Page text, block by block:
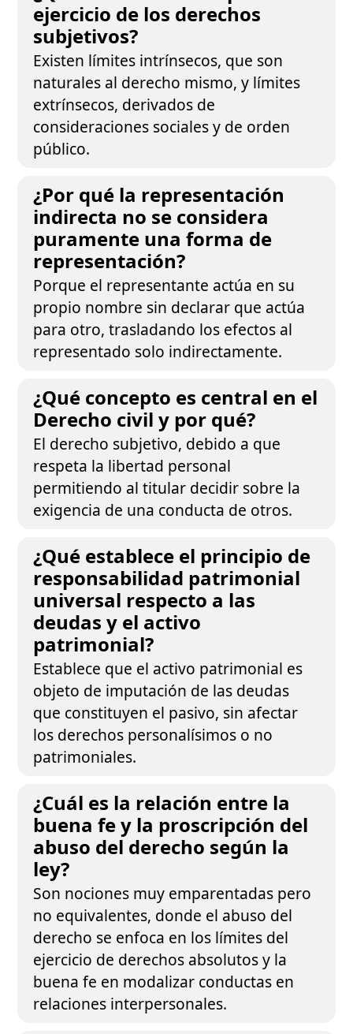
ejercicio de los derechos
subjetivos?
Existen límites intrínsecos, que son
naturales al derecho mismo, y límites
extrínsecos, derivados de
consideraciones sociales y de orden
público.
¿Por qué la representación
indirecta no se considera
puramente una forma de
representación?
Porque el representante actúa en su
propio nombre sin declarar que actúa
para otro, trasladando los efectos al
representado solo indirectamente.
¿Qué concepto es central en el
Derecho civil y por qué?
El derecho subjetivo, debido a que
respeta la libertad personal
permitiendo al titular decidir sobre la
exigencia de una conducta de otros.
¿Qué establece el principio de
responsabilidad patrimonial
universal respecto a las
deudas y el activo
patrimonial?
Establece que el activo patrimonial es
objeto de imputación de las deudas
que constituyen el pasivo, sin afectar
los derechos personalísimos o no
patrimoniales.
¿Cuál es la relación entre la
buena fe y la proscripción del
abuso del derecho según la
ley?
Son nociones muy emparentadas pero
no equivalentes, donde el abuso del
derecho se enfoca en los límites del
ejercicio de derechos absolutos y la
buena fe en modalizar conductas en
relaciones interpersonales.